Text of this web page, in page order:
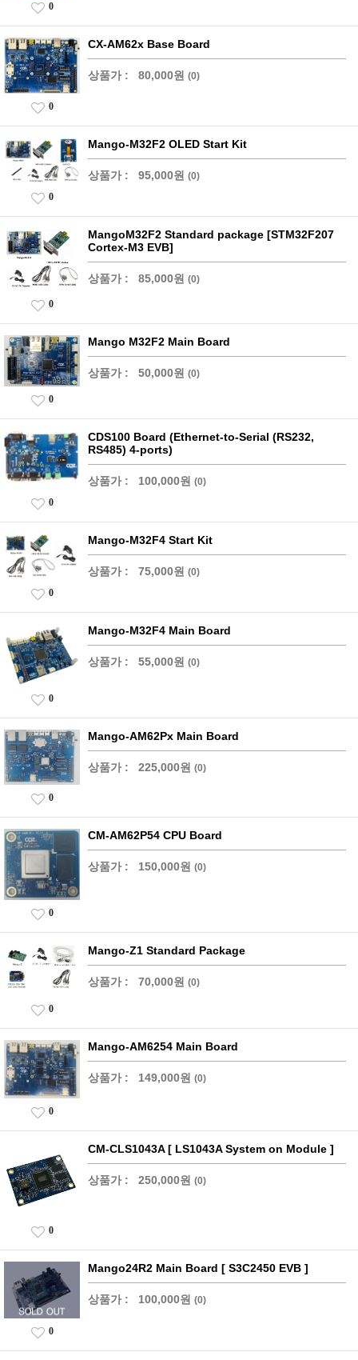
0
CX-AM62x Base Board
상품가 : 80,000원 (0)
0
Mango-M32F2 OLED Start Kit
상품가 : 95,000원 (0)
0
MangoM32F2 Standard package [STM32F207
Cortex-M3 EVB]
상품가 : 85,000원 (0)
0
Mango M32F2 Main Board
상품가 : 50,000원 (0)
0
CDS100 Board (Ethernet-to-Serial (RS232,
RS485) 4-ports)
상품가 : 100,000원 (0)
0
Mango-M32F4 Start Kit
상품가 : 75,000원 (0)
0
Mango-M32F4 Main Board
상품가 : 55,000원 (0)
0
Mango-AM62Px Main Board
상품가 : 225,000원 (0)
0
CM-AM62P54 CPU Board
상품가 : 150,000원 (0)
0
Mango-Z1 Standard Package
상품가 : 70,000원 (0)
0
Mango-AM6254 Main Board
상품가 : 149,000원 (0)
0
CM-CLS1043A [ LS1043A System on Module ]
상품가 : 250,000원 (0)
0
Mango24R2 Main Board [ S3C2450 EVB ]
상품가 : 100,000원 (0)
0